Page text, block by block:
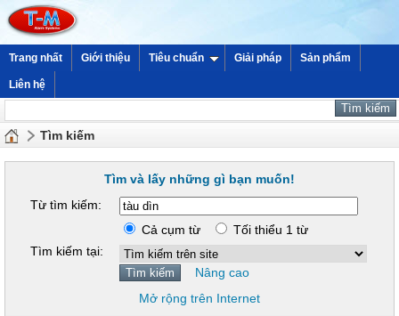
Trang nhất Giới thiệu Tiêu chuẩn Giải pháp Sản phẩm
Liên hệ
Tìm kiếm
Tìm và lấy những gì bạn muốn!
Từ tìm kiếm:
Cả cụm từ
Tối thiểu 1 từ
Tìm kiếm tại:
Nâng cao
Mở rộng trên Internet